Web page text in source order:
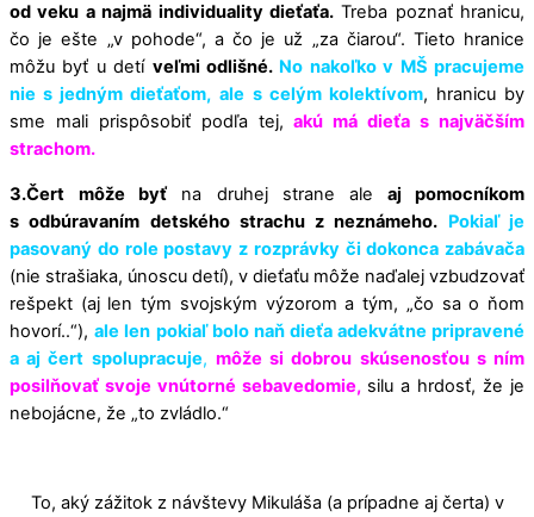
od veku a najmä individuality dieťaťa.Treba poznať hranicu,
čo je ešte „v pohode“, a čo je už „za čiarou“. Tieto hranice
môžu byť u detí veľmi odlišné. No nakoľko v MŠ pracujeme
nie s jedným dieťaťom, ale s celým kolektívom, hranicu by
sme mali prispôsobiť podľa tej,akú má dieťa s najväčším
strachom.
3.Čert môže byť na druhej strane ale aj pomocníkom
s odbúravaním detského strachu z neznámeho. Pokiaľ je
pasovaný do role postavy z rozprávky či dokonca zabávača
(nie strašiaka, únoscu detí), v dieťaťu môže naďalej vzbudzovať
rešpekt (aj len tým svojským výzorom a tým, „čo sa o ňom
hovorí..“), ale len pokiaľ bolo naň dieťa adekvátne pripravené
a aj čert spolupracuje, môže si dobrou skúsenosťou s ním
posilňovať svoje vnútorné sebavedomie, silu a hrdosť, že je
nebojácne, že „to zvládlo.“
To, aký zážitok z návštevy Mikuláša (a prípadne aj čerta) v